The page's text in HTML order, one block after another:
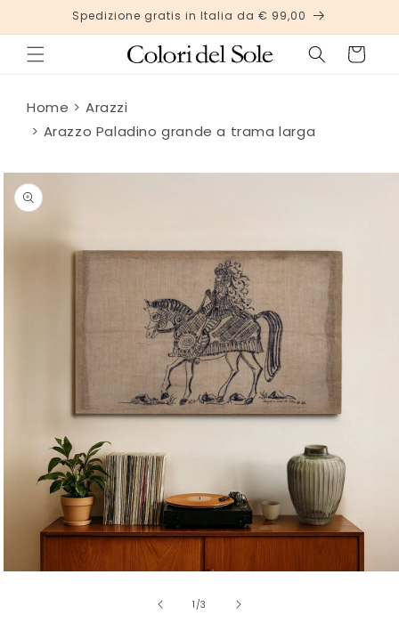
direttamente
ai contenuti
Spedizione gratis in Italia da € 99,00
Carrello
Home
Arazzi
Arazzo Paladino grande a trama larga
informazioni
sul
prodotto
1 /su
3